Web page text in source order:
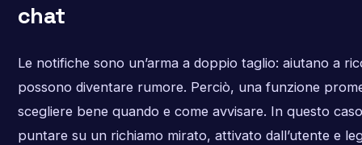
chat
Le notifiche sono un’arma a doppio taglio: aiutano a
possono diventare rumore. Perciò, una funzione
scegliere bene quando e come avvisare. In questo
puntare su un richiamo mirato, attivato dall’utente e